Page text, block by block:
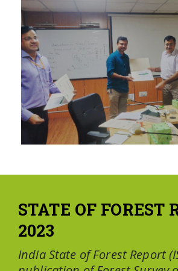
STATE OF FOREST
2023
India State of Forest Report